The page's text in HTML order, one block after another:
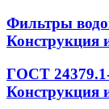
Фильтры
Конструкция
ГОСТ
Конструкция